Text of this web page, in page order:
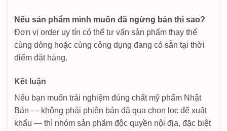
Nếu sản phẩm mình muốn đã ngừng bán thì sao?
Đơn vị order uy tín có thể tư vấn sản phẩm thay thế
cùng dòng hoặc cùng công dụng đang có sẵn tại thời
điểm đặt hàng.
Kết luận
Nếu bạn muốn trải nghiệm đúng chất mỹ phẩm Nhật
Bản — không phải phiên bản đã qua chọn lọc để xuất
khẩu — thì nhóm sản phẩm độc quyền nội địa, đặc biệt